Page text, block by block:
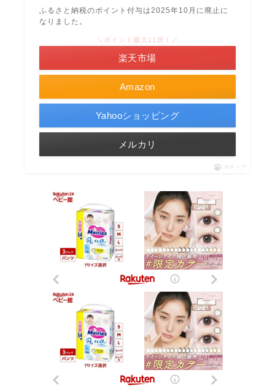
ふるさと納税のポイント付与は2025年10月に廃止に
なりました。
Amazon
＼ポイント最大11倍！／
楽天市場
Yahooショッピング
メルカリ
ポチップ